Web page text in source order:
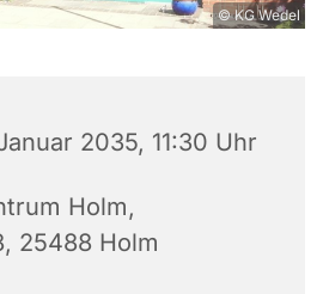
© KG Wedel
2035, 11:30 Uhr
Holm,
25488 Holm